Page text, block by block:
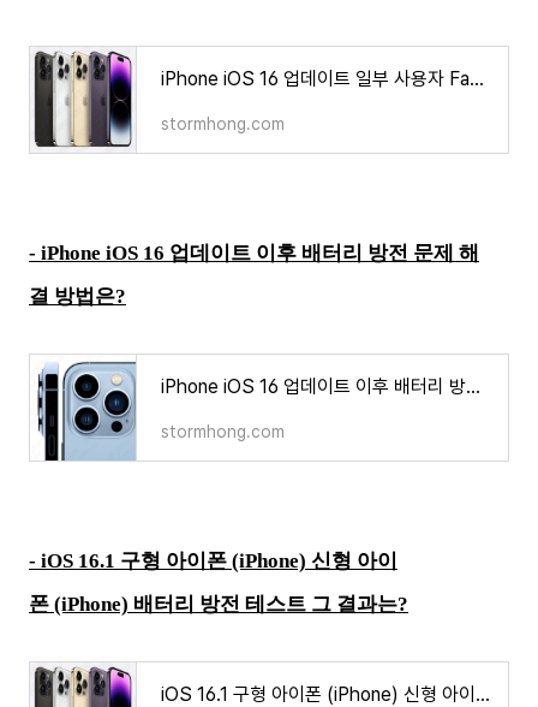
iPhone iOS 16 업데이트 일부 사용자 Face ID 먹통 현상 발생하다?
stormhong.com
- iPhone iOS 16 업데이트 이후 배터리 방전 문제 해
결 방법은?
iPhone iOS 16 업데이트 이후 배터리 방전 문제 해결 방법은?
stormhong.com
- iOS 16.1 구형 아이폰 (iPhone) 신형 아이
폰 (iPhone) 배터리 방전 테스트 그 결과는?
iOS 16.1 구형 아이폰 (iPhone) 신형 아이폰 (iPhone) 배터리 방전 테스트 그 결과는?